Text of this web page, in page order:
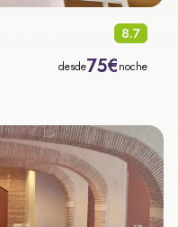
8.7
desde75€noche